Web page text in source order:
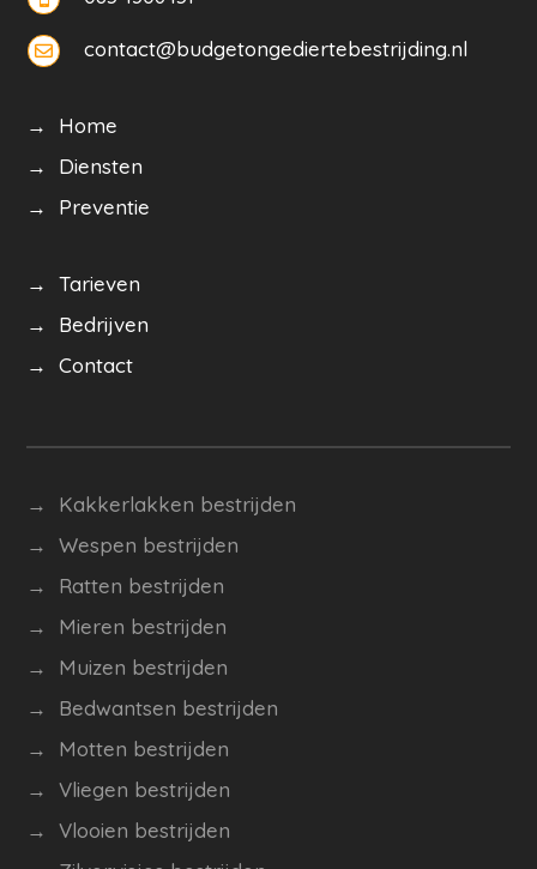
 contact@budgetongediertebestrijding.nl
→ Home
→ Diensten
→ Preventie
→ Tarieven
→ Bedrijven
→ Contact
→ Kakkerlakken bestrijden
→ Wespen bestrijden
→ Ratten bestrijden
→ Mieren bestrijden
→ Muizen bestrijden
→ Bedwantsen bestrijden
→ Motten bestrijden
→ Vliegen bestrijden
→ Vlooien bestrijden